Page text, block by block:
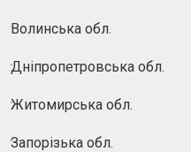
Волинська обл.
Дніпропетровська обл.
Житомирська обл.
Запорізька обл.